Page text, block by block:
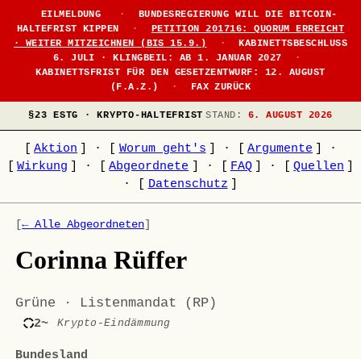
EILMELDUNG ·
BUNDESREGIERUNG WILL DIE BITCOIN-
HALTEFRIST KIPPEN
·
PETITION 201716: QUORUM ERREICHT
· WEITER MITZEICHNEN (BIS 15.9.)
·
KABINETTSBESCHLUSS
6. JULI · KLINGBEIL: AB 1. JANUAR 2027
·
KABINETTSFRIST FÜR DEN GESETZENTWURF: 12. AUGUST
(F.A.Z.)
· FAX ZURÜCK
§23 ESTG · KRYPTO-HALTEFRIST STAND: 6. AUGUST 2026
Aktion · Worum geht's · Argumente
·
Wirkung · Abgeordnete · FAQ · Quellen
·
Datenschutz
[← Alle Abgeordneten]
Corinna Rüffer
Grüne · Listenmandat (RP)
2~ Krypto-Eindämmung
Bundesland